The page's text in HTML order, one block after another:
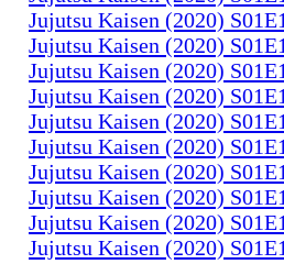
Jujutsu Kaisen (2020)
Jujutsu Kaisen (2020)
Jujutsu Kaisen (2020)
Jujutsu Kaisen (2020)
Jujutsu Kaisen (2020)
Jujutsu Kaisen (2020)
Jujutsu Kaisen (2020)
Jujutsu Kaisen (2020)
Jujutsu Kaisen (2020)
Jujutsu Kaisen (2020)